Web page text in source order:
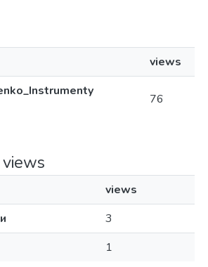
views
76
views
3
1